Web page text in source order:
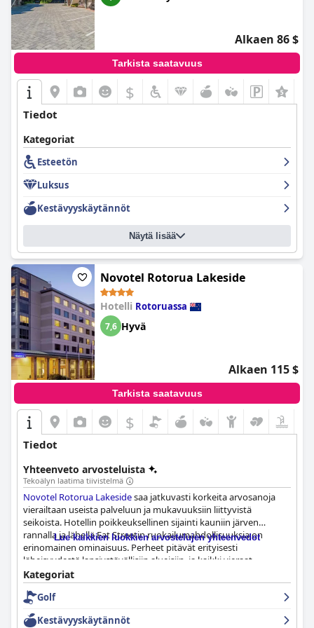
mutta yleinen kokemus on useimmille vieraille edelleen
positiivinen.
Alkaen 86 $
Tarkista saatavuus
$
Tiedot
Kategoriat
Esteetön
Luksus
Kestävyyskäytännöt
Näytä lisää
Novotel Rotorua Lakeside
Hotelli Rotoruassa
7,6 Hyvä
Alkaen 115 $
Tarkista saatavuus
$
Tiedot
Yhteenveto arvosteluista
Tekoälyn laatima tiivistelmä
Novotel Rotorua Lakesidesaa jatkuvasti korkeita arvosanoja
vierailtaan useista palveluun ja mukavuuksiin liittyvistä
seikoista. Hotellin poikkeuksellinen sijainti kauniin järven
rannalla ja lähellä Eat Streetin ruokailumahdollisuuksia on
erinomainen ominaisuus. Perheet pitävät erityisesti
läheisyydestä lapsiystävällisiin alueisiin, ja kaikki vieraat
nauttivat helposta pääsystä kauppoihin, puistoihin, baareihin ja
vilkkaaseen yöelämään.
Hotellin aamiainen saa kiitosta sen monipuolisuudesta, laadusta
ja aamiaishuoneen maisemallisista järvinäkymistä. Vieraat
Lue kaikkien luokkien arvostelujen yhteenvedot
Kategoriat
Golf
Kestävyyskäytännöt